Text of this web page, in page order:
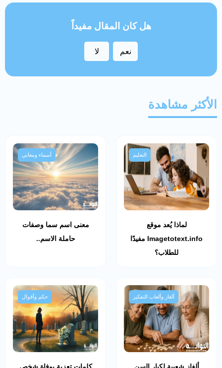
هل كان المقال مفيداً
نعم لا
الأكثر مشاهدة
التعليم
لماذا يُعد موقع
Imagetotext.info مفيدًا
للطلاب؟
أسماء ومعاني
معنى اسم سما وصفات
حاملة الاسم..
ألغاز وألعاب التفكير حكم وأقوال